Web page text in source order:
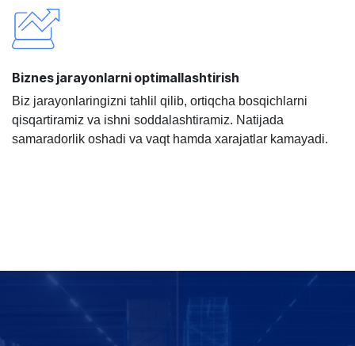
Biznes jarayonlarni optimallashtirish
Biz jarayonlaringizni tahlil qilib, ortiqcha bosqichlarni
qisqartiramiz va ishni soddalashtiramiz. Natijada
samaradorlik oshadi va vaqt hamda xarajatlar kamayadi.